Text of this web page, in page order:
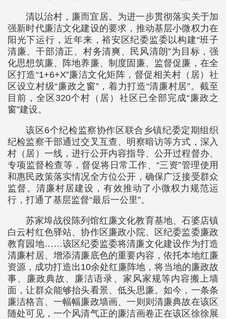
清以治村，廉而宜居。为进一步贯彻落实关于加
强新时代廉洁文化建设的要求，推动基层小微权力在
阳光下运行，近年来，裕安区纪委监委以构建“班子
清廉、干部清正、村务清爽、民风清朗”为目标，强
化思想筑廉、阵地养廉、制度固廉、监督促廉，在全
区打造“1+6+X”廉洁文化矩阵，督促相关村（居）社
区设立村级“廉政之窗”，着力打造“清廉村居”。截至
目前，全区320个村（居）社区已全部完成“廉政之
窗”建设。
该区6个纪检监察协作区联合乡镇纪委定期组织
纪检监察干部通过交叉互查、明察暗访等方式，深入
村（居）一线，进行公开内容指导、公开过程督办、
专项监督检查等，督促将日常工作、“三资”管理使用
和惠民政策落实情况全方位公开，确保广泛接受群众
监督。清廉村居建设，有效推动了小微权力规范运
行，打通了基层监督“最后一公里”。
苏家埠战役陈列馆红廉文化教育基地、石婆店镇
白云村红色驿站、协作区廉政小院、区纪委监委廉政
教育园地……该区纪委监委将清廉文化建设作为打造
清廉村居、增添清廉底色的重要内容，依托本地红廉
资源，成功打造出10余处红廉阵地，将当地的廉政故
事、廉政典故、廉洁语录、家风家规等内容搬上墙
面，让群众能够抬头看景、低头思廉。如今，一条条
廉洁格言、一幅幅廉政墙画、一则则清廉典故在该区
随处可见，一个风清气正的廉洁画卷正在该区徐徐展